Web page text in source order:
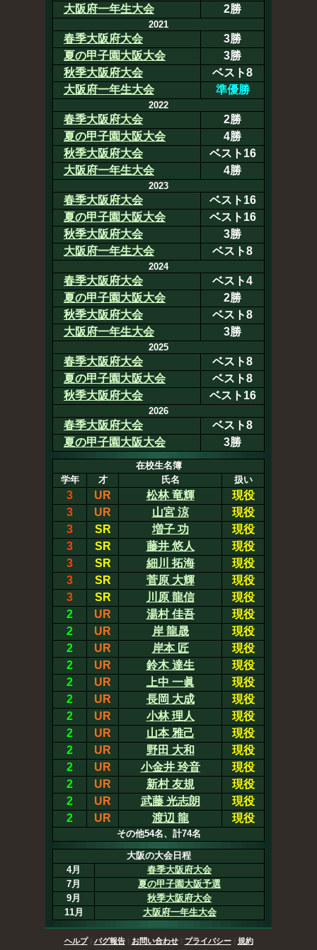
大阪府一年生大会
2勝
2021
春季大阪府大会
3勝
夏の甲子園大阪大会
3勝
秋季大阪府大会
ベスト8
大阪府一年生大会
準優勝
2022
春季大阪府大会
2勝
夏の甲子園大阪大会
4勝
秋季大阪府大会
ベスト16
大阪府一年生大会
4勝
2023
春季大阪府大会
ベスト16
夏の甲子園大阪大会
ベスト16
秋季大阪府大会
3勝
大阪府一年生大会
ベスト8
2024
春季大阪府大会
ベスト4
夏の甲子園大阪大会
2勝
秋季大阪府大会
ベスト8
大阪府一年生大会
3勝
2025
春季大阪府大会
ベスト8
夏の甲子園大阪大会
ベスト8
秋季大阪府大会
ベスト16
2026
春季大阪府大会
ベスト8
夏の甲子園大阪大会
3勝
在校生名簿
学年
才 氏名 扱い
3 UR 松林 竜輝
現役
3
UR 山宮 涼
現役
3
SR 増子 功
現役
3
SR 藤井 悠人
現役
3
SR 細川 拓海
現役
3
SR 菅原 大輝
現役
3
SR 川原 龍信
現役
2
UR 湯村 佳吾
現役
2
UR 岸 龍晟
現役
2
UR 岸本 匠
現役
2
UR 鈴木 達生
現役
2
UR 上中 一眞
現役
2
UR 長岡 大成
現役
2
UR 小林 理人
現役
2
UR 山本 雅己
現役
2
UR 野田 大和
現役
2
UR 小金井 玲音
現役
2
UR 新村 友規
現役
2
UR 武藤 光志朗
現役
2
UR 渡辺 龍 現役
その他54名、計74名
大阪の大会日程
4月
春季大阪府大会
7月
夏の甲子園大阪予選
9月
秋季大阪府大会
11月
大阪府一年生大会
ヘルプ| バグ報告| お問い合わせ| プライバシー| 規約